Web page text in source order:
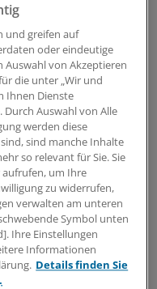
Schilderungen aus
Beobachtungen der
und 2013, abgeliefert
2014.
Stellungnahme, die
2015 der
Bericht der
der Öffentlichkeit
in Hamburg gewählt
SPD und Grünen
und greifen auf
oder eindeutige
Auswahl von Akzeptieren
die unter „Wir und
Ihnen Dienste
Auswahl von Alle
werden diese
sind manche Inhalte
so relevant für Sie. Sie
um Ihre
zu widerrufen,
verwalten am unteren
Symbol unten
Ihre Einstellungen
Informationen
Details finden Sie